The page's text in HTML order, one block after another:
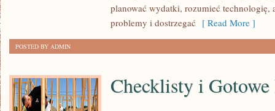
planować wydatki, rozumieć technologię,
problemy i dostrzegać [ Read More ]
POSTED BY ADMIN
Checklisty i Gotowe